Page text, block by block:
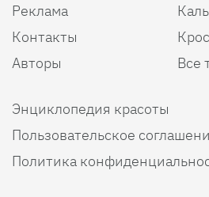
Реклама
Контакты
Авторы
Все
Энциклопедия красоты
Пользовательское
Политика